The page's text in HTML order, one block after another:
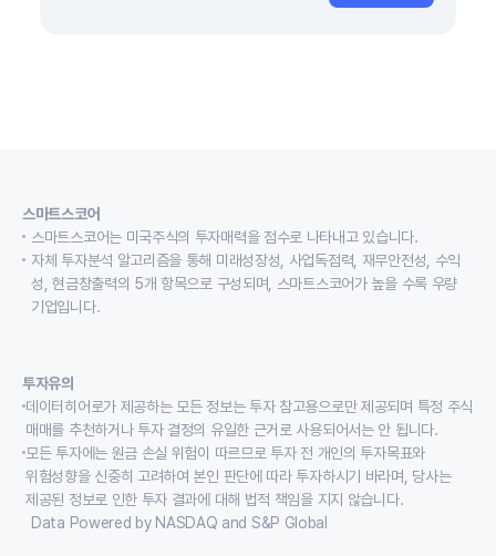
스마트스코어
스마트스코어는 미국주식의 투자매력을 점수로 나타내고 있습니다.
자체 투자분석 알고리즘을 통해 미래성장성, 사업독점력, 재무안전성, 수익
성, 현금창출력의 5개 항목으로 구성되며, 스마트스코어가 높을 수록 우량
기업입니다.
투자유의
데이터히어로가 제공하는 모든 정보는 투자 참고용으로만 제공되며 특정 주식
매매를 추천하거나 투자 결정의 유일한 근거로 사용되어서는 안 됩니다.
모든 투자에는 원금 손실 위험이 따르므로 투자 전 개인의 투자목표와
위험성향을 신중히 고려하여 본인 판단에 따라 투자하시기 바라며, 당사는
제공된 정보로 인한 투자 결과에 대해 법적 책임을 지지 않습니다.
Data Powered by NASDAQ and S&P Global